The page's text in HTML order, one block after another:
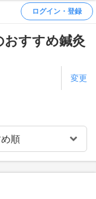
ログイン・登録
おすすめ鍼灸
変更